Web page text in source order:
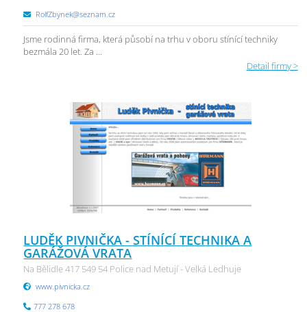
RolfZbynek@seznam.cz
Jsme rodinná firma, která působí na trhu v oboru stínící techniky
bezmála 20 let. Za ...
Detail firmy >
LUDĚK PIVNIČKA - STÍNÍCÍ TECHNIKA A
GARÁŽOVÁ VRATA
Na Bělidle 417 549 54 Police nad Metují - Velká Ledhuje
www.pivnicka.cz
777 278 678